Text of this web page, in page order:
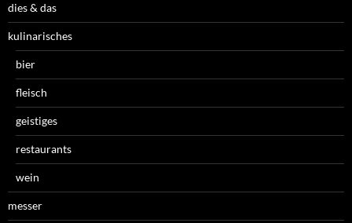
dies & das
kulinarisches
bier
fleisch
geistiges
restaurants
wein
messer